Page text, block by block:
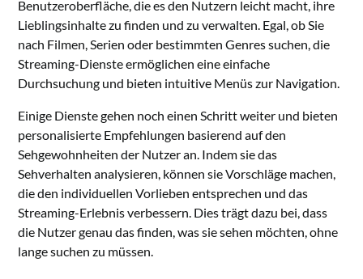
Benutzeroberfläche, die es den Nutzern leicht macht, ihre
Lieblingsinhalte zu finden und zu verwalten. Egal, ob Sie
nach Filmen, Serien oder bestimmten Genres suchen, die
Streaming-Dienste ermöglichen eine einfache
Durchsuchung und bieten intuitive Menüs zur Navigation.
Einige Dienste gehen noch einen Schritt weiter und bieten
personalisierte Empfehlungen basierend auf den
Sehgewohnheiten der Nutzer an. Indem sie das
Sehverhalten analysieren, können sie Vorschläge machen,
die den individuellen Vorlieben entsprechen und das
Streaming-Erlebnis verbessern. Dies trägt dazu bei, dass
die Nutzer genau das finden, was sie sehen möchten, ohne
lange suchen zu müssen.